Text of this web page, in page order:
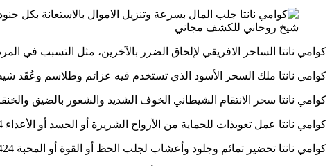
شيخ روحاني للكشف مجاني
كوامي نانتا الساحر الافريقي لإلحاق الضرر بالآخرين، مثل التسبب في المرض أو سوء
كوامي نانتا ملك السحر الأسود الذي تستخدم فيه عزائم وطلاسم وعُقَد شيطانية
كوامي نانتا سحر الانتقام الشيطاني الخوف الشديد والشعور بالضيق والخنقة بشكل
كوامي نانتا عمل تعويذات للحماية من الأرواح الشريرة أو الحسد أو الأعداء 0015067155424
كوامي نانتا تحضير تمائم وجلود وأعشاب لجلب الحظ أو القوة أو المحبة 0015067155424